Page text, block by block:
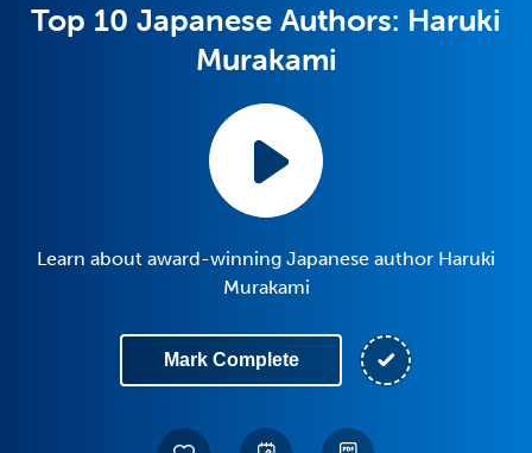
Top 10 Japanese Authors: Haruki
Murakami
Learn about award-winning Japanese author Haruki
Murakami
Mark Complete